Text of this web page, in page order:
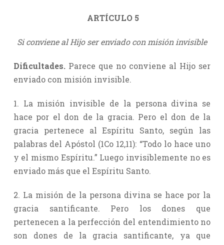
ARTÍCULO 5
Si conviene al Hijo ser enviado con misión invisible
Dificultades.Parece que no conviene al Hijo ser
enviado con misión invisible.
1. La misión invisible de la persona divina se
hace por el don de la gracia. Pero el don de la
gracia pertenece al Espíritu Santo, según las
palabras del Apóstol (1Co 12,11): “Todo lo hace uno
y el mismo Espíritu.” Luego invisiblemente no es
enviado más que el Espíritu Santo.
2. La misión de la persona divina se hace por la
gracia santificante. Pero los dones que
pertenecen a la perfección del entendimiento no
son dones de la gracia santificante, ya que